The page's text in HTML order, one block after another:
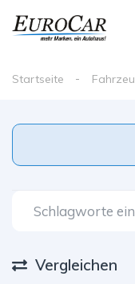
Startseite
Vergleichen